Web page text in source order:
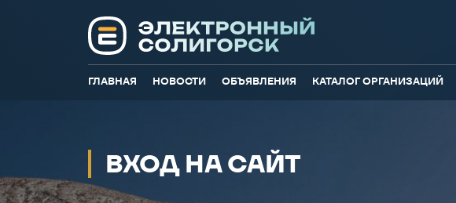
ГЛАВНАЯ НОВОСТИ ОБЪЯВЛЕНИЯ КАТАЛОГ ОРГАНИЗАЦИЙ
ВХОД НА САЙТ